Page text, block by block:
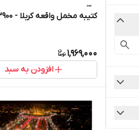
کتیبه مخمل واقعه کربلا - 3900
1,969,000
افزودن به سبد